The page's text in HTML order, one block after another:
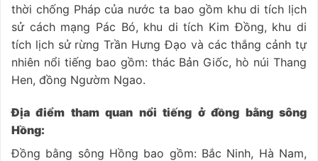
thời chống Pháp của nước ta bao gồm khu di tích lịch
sử cách mạng Pác Bó, khu di tích Kim Đồng, khu di
tích lịch sử rừng Trần Hưng Đạo và các thắng cảnh tự
nhiên nổi tiếng bao gồm: thác Bản Giốc, hò núi Thang
Hen, đồng Ngườm Ngao.
Địa điểm tham quan nổi tiếng ở đồng bằng sông
Hồng:
Đồng bằng sông Hồng bao gồm: Bắc Ninh, Hà Nam,